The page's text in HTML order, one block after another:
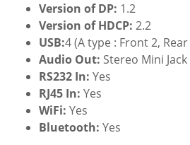
Version of DP: 1.2
Version of HDCP: 2.2
USB:4 (A type : Front 2,
Audio Out: Stereo Mini Jack
RS232 In: Yes
RJ45 In: Yes
WiFi: Yes
Bluetooth: Yes